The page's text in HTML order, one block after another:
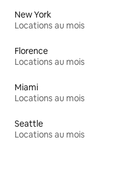
New York
Locations au mois
Florence
Locations au mois
Miami
Locations au mois
Seattle
Locations au mois